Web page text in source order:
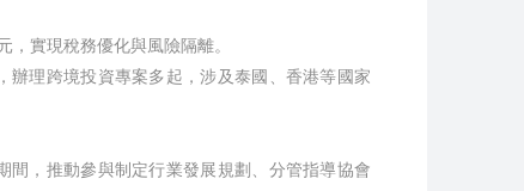
，實現稅務優化與風險隔離。
理跨境投資專案多起，涉及泰國、香港等國家
，推動參與制定行業發展規劃、分管指導協會